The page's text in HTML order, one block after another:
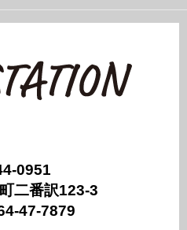
0951
二番訳123-3
47-7879